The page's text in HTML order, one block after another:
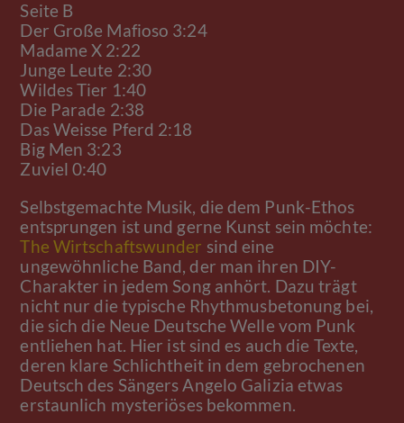
Seite B
Der Große Mafioso 3:24
Madame X 2:22
Junge Leute 2:30
Wildes Tier 1:40
Die Parade 2:38
Das Weisse Pferd 2:18
Big Men 3:23
Zuviel 0:40
Selbstgemachte Musik, die dem Punk-Ethos
entsprungen ist und gerne Kunst sein möchte:
The Wirtschaftswunder sind eine
ungewöhnliche Band, der man ihren DIY-
Charakter in jedem Song anhört. Dazu trägt
nicht nur die typische Rhythmusbetonung bei,
die sich die Neue Deutsche Welle vom Punk
entliehen hat. Hier ist sind es auch die Texte,
deren klare Schlichtheit in dem gebrochenen
Deutsch des Sängers Angelo Galizia etwas
erstaunlich mysteriöses bekommen.